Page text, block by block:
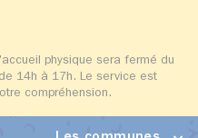
physique sera fermé du
14h à 17h. Le service est
compréhension.